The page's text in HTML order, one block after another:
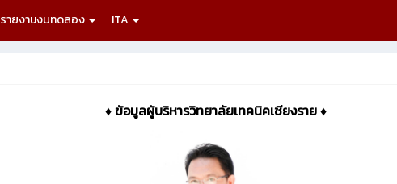
รายงานงบทดลอง ITA
♦ ข้อมูลผู้บริหารวิทยาลัยเทคนิคเชียงราย ♦